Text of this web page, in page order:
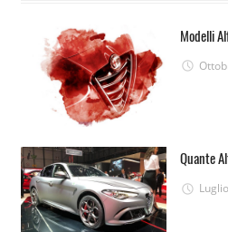
Modelli
Quante